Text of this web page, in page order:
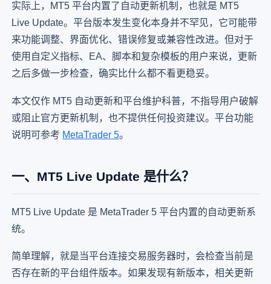
实际上，MT5 平台内置了自动更新机制，也就是 MT5
Live Update。平台版本发生变化本身并不罕见，它可能带
来功能调整、界面优化、错误修复或兼容性改进。但对于
使用自定义指标、EA、脚本和复杂模板的用户来说，更新
之后多做一步检查，确实比什么都不看更稳妥。
本文仅作 MT5 自动更新和平台维护科普，不指导用户破解
或阻止官方更新机制，也不提供任何投资建议。平台功能
说明可参考 MetaTrader 5。
一、MT5 Live Update 是什么？
MT5 Live Update 是 MetaTrader 5 平台内置的自动更新系
统。
简单理解，就是当平台连接交易服务器时，会检查当前是
否存在新的平台组件版本。如果发现有新版本，相关更新